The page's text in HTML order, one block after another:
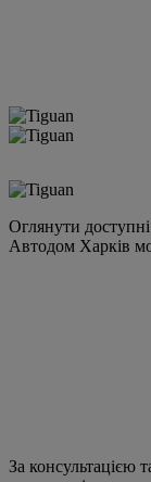
Оглянути
Автодом Харків
За консультацією